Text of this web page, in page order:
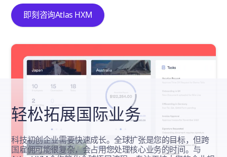
即刻咨询Atlas HXM
轻松拓展国际业务
科技初创企业需要快速成长。全球扩张是您的目标，但跨
国雇佣可能很复杂，会占用您处理核心业务的时间。与